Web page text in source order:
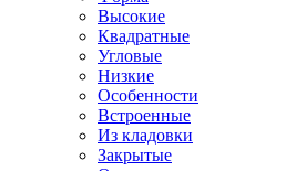
Высокие
Квадратные
Угловые
Низкие
Особенности
Встроенные
Из кладовки
Закрытые